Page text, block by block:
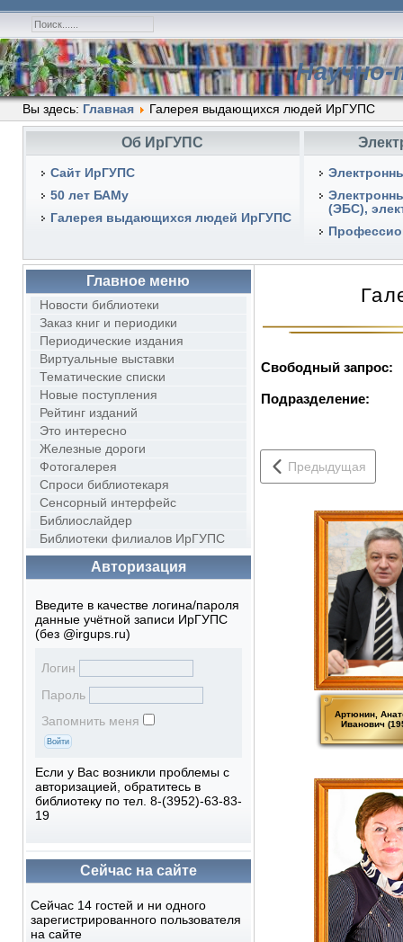
Вы здесь: Главная Галерея выдающихся людей ИрГУПС
Об ИрГУПС
Сайт ИрГУПС
50 лет БАМу
Галерея выдающихся людей ИрГУПС
(ЭБС),
Главное меню
Новости библиотеки
Заказ книг и периодики
Периодические издания
Виртуальные выставки
Тематические списки
Новые поступления
Рейтинг изданий
Это интересно
Железные дороги
Фотогалерея
Спроси библиотекаря
Сенсорный интерфейс
Библиослайдер
Библиотеки филиалов ИрГУПС
Авторизация
Введите в качестве логина/пароля
данные учётной записи ИрГУПС
(без @irgups.ru)
Логин
Пароль
Запомнить меня
Если у Вас возникли проблемы с
авторизацией, обратитесь в
библиотеку по тел. 8-(3952)-63-83-
19
Сейчас на сайте
Сейчас 14 гостей и ни одного
зарегистрированного пользователя
на сайте
Свободный запрос:
Подразделение:
Предыдущая
Артюнин,
Иванович